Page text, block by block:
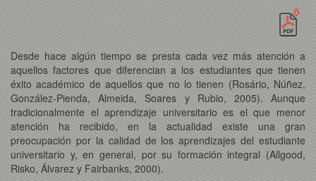
Desde hace algún tiempo se presta cada vez más atención a
aquellos factores que diferencian a los estudiantes que tienen
éxito académico de aquellos que no lo tienen (Rosário, Núñez,
González-Pienda, Almeida, Soares y Rubio, 2005). Aunque
tradicionalmente el aprendizaje universitario es el que menor
atención ha recibido, en la actualidad existe una gran
preocupación por la calidad de los aprendizajes del estudiante
universitario y, en general, por su formación integral (Allgood,
Risko, Álvarez y Fairbanks, 2000).